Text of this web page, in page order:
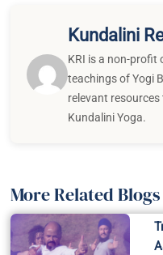
Kundalini
KRI is a non-
teachings of Yogi
relevant
Kundalini Yoga.
More Related Blogs